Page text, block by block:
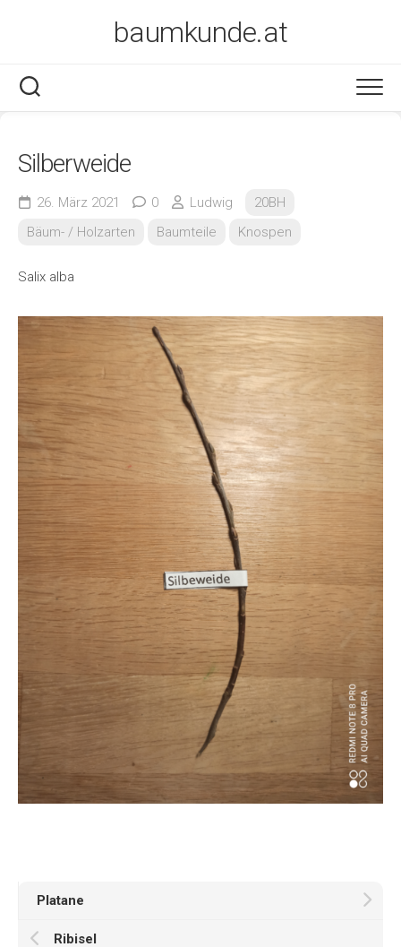
baumkunde.at
Silberweide
26. März 2021 0 Ludwig
20BH
Bäum- / Holzarten
Baumteile Knospen
Salix alba
Platane
Ribisel